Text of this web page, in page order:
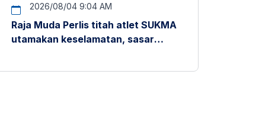
2026/08/04 9:04 AM
Raja Muda Perlis titah atlet SUKMA
utamakan keselamatan, sasar